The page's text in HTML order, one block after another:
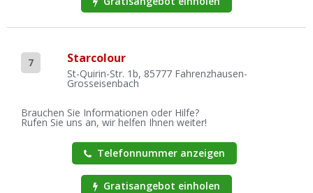
7 Starcolour
St-Quirin-Str. 1b, 85777 Fahrenzhausen-
Grosseisenbach
Brauchen Sie Informationen oder Hilfe?
Rufen Sie uns an, wir helfen Ihnen weiter!
Telefonnummer anzeigen
Gratisangebot einholen